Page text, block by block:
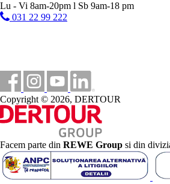
Lu - Vi 8am-20pm l Sb 9am-18 pm
031 22 99 222
Copyright © 2026, DERTOUR
Facem parte din REWE Group si din